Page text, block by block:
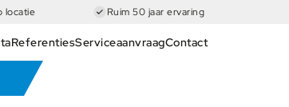
locatie Ruim 50 jaar ervaring
ReferentiesServiceaanvraagContact